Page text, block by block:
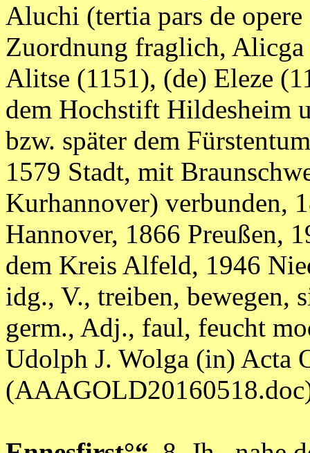
Aluchi (tertia pars de
Zuordnung fraglich,
Alitse (1151), (de) Eleze
dem Hochstift Hildesheim
bzw. später dem
1579 Stadt, mit
Kurhannover) verbunden,
Hannover, 1866 Preußen,
dem Kreis Alfeld, 1946
idg., V., treiben, bewegen,
germ., Adj., faul, feucht
Udolph J. Wolga (in) Acta